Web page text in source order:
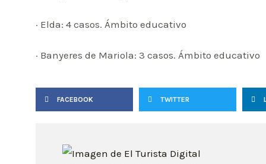
· Elda: 4 casos. Ámbito educativo
· Banyeres de Mariola: 3 casos. Ámbito educativo
FACEBOOK TWITTER